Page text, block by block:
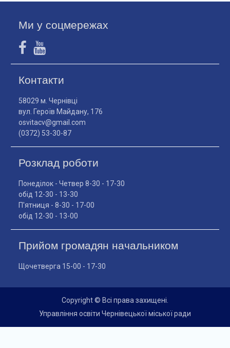
Ми у соцмережах
Контакти
58029 м. Чернівці
вул. Героїв Майдану, 176
osvitacv@gmail.com
(0372) 53-30-87
Розклад роботи
Понеділок - Четвер 8-30 - 17-30
обід 12-30 - 13-30
П'ятниця - 8-30 - 17-00
обід 12-30 - 13-00
Прийом громадян начальником
Щочетверга 15-00 - 17-30
Copyright © Всі права захищені.
Управління освіти Чернівецької міської ради